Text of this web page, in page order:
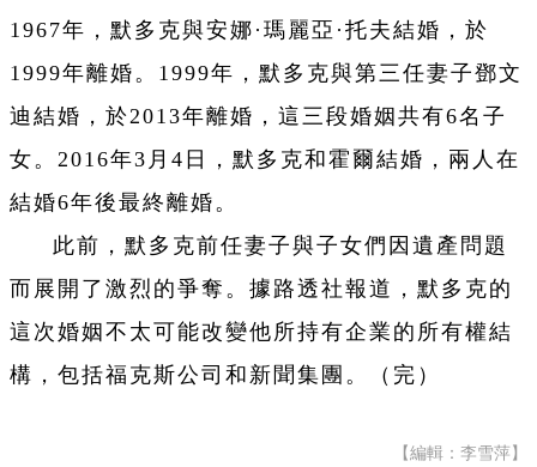
1967年，默多克與安娜·瑪麗亞·托夫結婚，於
1999年離婚。1999年，默多克與第三任妻子鄧文
迪結婚，於2013年離婚，這三段婚姻共有6名子
女。2016年3月4日，默多克和霍爾結婚，兩人在
結婚6年後最終離婚。
此前，默多克前任妻子與子女們因遺產問題
而展開了激烈的爭奪。據路透社報道，默多克的
這次婚姻不太可能改變他所持有企業的所有權結
構，包括福克斯公司和新聞集團。（完）
【編輯：李雪萍】